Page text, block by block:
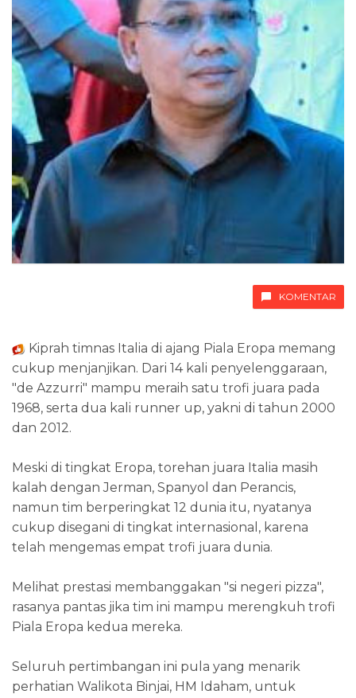
KOMENTAR
Kiprah timnas Italia di ajang Piala Eropa memang
cukup menjanjikan. Dari 14 kali penyelenggaraan,
"de Azzurri" mampu meraih satu trofi juara pada
1968, serta dua kali runner up, yakni di tahun 2000
dan 2012.
Meski di tingkat Eropa, torehan juara Italia masih
kalah dengan Jerman, Spanyol dan Perancis,
namun tim berperingkat 12 dunia itu, nyatanya
cukup disegani di tingkat internasional, karena
telah mengemas empat trofi juara dunia.
Melihat prestasi membanggakan "si negeri pizza",
rasanya pantas jika tim ini mampu merengkuh trofi
Piala Eropa kedua mereka.
Seluruh pertimbangan ini pula yang menarik
perhatian Walikota Binjai, HM Idaham, untuk